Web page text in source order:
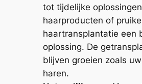
tot tijdelijke
haarproducten of
haartransplantatie een
oplossing. De
blijven groeien zoals
haren.